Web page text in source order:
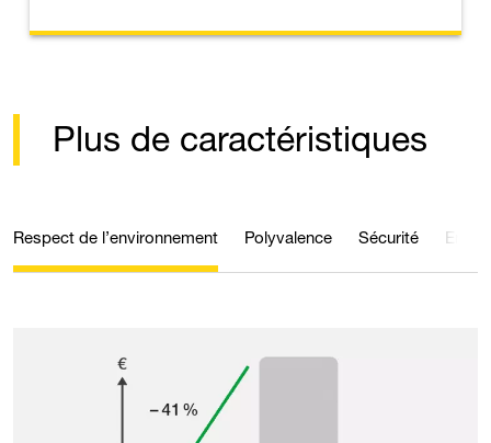
Plus de caractéristiques
Respect de l’environnement Polyvalence Sécurité